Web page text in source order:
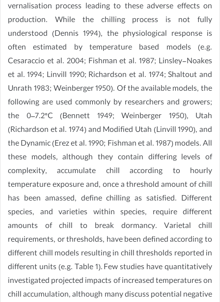
vernalisation process leading to these adverse effects on
production. While the chilling process is not fully
understood (Dennis 1994), the physiological response is
often estimated by temperature based models (e.g.
Cesaraccio et al. 2004; Fishman et al. 1987; Linsley-Noakes
et al. 1994; Linvill 1990; Richardson et al. 1974; Shaltout and
Unrath 1983; Weinberger 1950). Of the available models, the
following are used commonly by researchers and growers;
the 0–7.2°C (Bennett 1949; Weinberger 1950), Utah
(Richardson et al. 1974) and Modified Utah (Linvill 1990), and
the Dynamic (Erez et al. 1990; Fishman et al. 1987) models. All
these models, although they contain differing levels of
complexity, accumulate chill according to hourly
temperature exposure and, once a threshold amount of chill
has been amassed, define chilling as satisfied. Different
species, and varieties within species, require different
amounts of chill to break dormancy. Varietal chill
requirements, or thresholds, have been defined according to
different chill models resulting in chill thresholds reported in
different units (e.g. Table 1). Few studies have quantitatively
investigated projected impacts of increased temperatures on
chill accumulation, although many discuss potential negative